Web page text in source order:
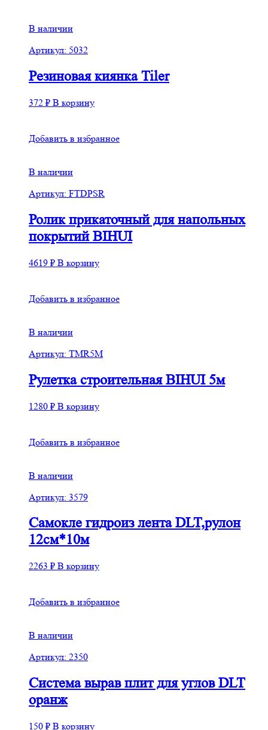
В наличии
Артикул: 5032
Резиновая киянка Tiler
372 ₽ В корзину
Добавить в избранное
В наличии
Артикул: FTDPSR
Ролик прикаточный для напольных
покрытий BIHUI
4619 ₽ В корзину
Добавить в избранное
В наличии
Артикул: TMR5M
Рулетка строительная BIHUI 5м
1280 ₽ В корзину
Добавить в избранное
В наличии
Артикул: 3579
Самокле гидроиз лента DLT,рулон
12см*10м
2263 ₽ В корзину
Добавить в избранное
В наличии
Артикул: 2350
Система вырав плит для углов DLT
оранж
150 ₽ В корзину